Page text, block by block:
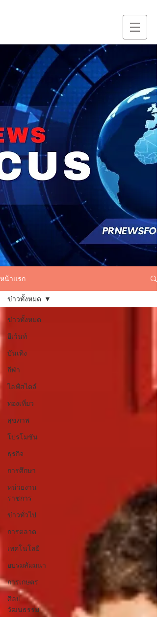
หน้าแรก
ข่าวทั้งหมด
อีเว้นท์
บันเทิง
กีฬา
ไลฟ์สไตล์
ท่องเที่ยว
สุขภาพ
โปรโมชัน
ธุรกิจ
การศึกษา
หน่วยงาน
ราชการ
ข่าวทั่วไป
การตลาด
เทคโนโลยี
อบรมสัมมนา
การเกษตร
ศิลป
วัฒนธรรม
ข่าวทั้งหมด